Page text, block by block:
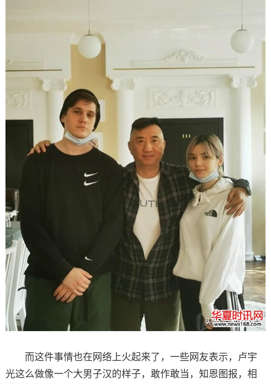
而这件事情也在网络上火起来了，一些网友表示，卢宇
光这么做像一个大男子汉的样子，敢作敢当，知恩图报，相